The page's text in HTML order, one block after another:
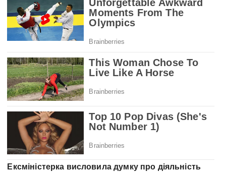
Ексміністерка висловила думку про діяльність